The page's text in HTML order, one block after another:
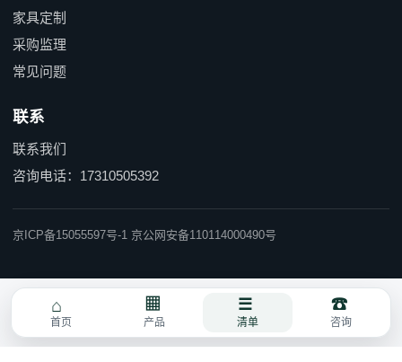
家具定制
采购监理
常见问题
联系
联系我们
咨询电话：17310505392
京ICP备15055597号-1 京公网安备110114000490号
首页 产品 清单 咨询